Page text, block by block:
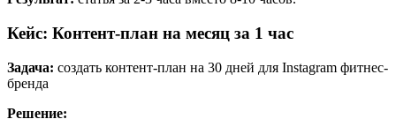
Кейс: Контент-план на месяц за 1 час
Задача: создать контент-план на 30 дней для Instagram фитнес-
бренда
Решение: